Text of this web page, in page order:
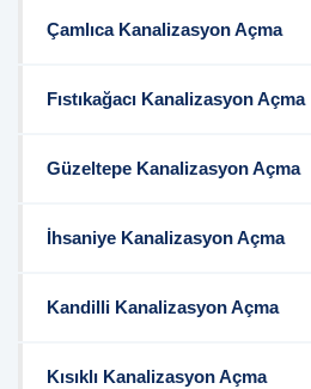
Çamlıca Kanalizasyon Açma
Fıstıkağacı Kanalizasyon Açma
Güzeltepe Kanalizasyon Açma
İhsaniye Kanalizasyon Açma
Kandilli Kanalizasyon Açma
Kısıklı Kanalizasyon Açma